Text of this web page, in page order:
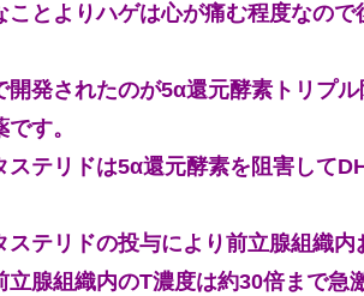
ことよりハゲは心が痛む程度なの
開発されたのが5α還元酵素トリプ
す。
ステリドは5α還元酵素を阻害して
ステリドの投与により前立腺組織
立腺組織内のT濃度は約30倍まで急